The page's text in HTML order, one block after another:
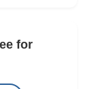
for